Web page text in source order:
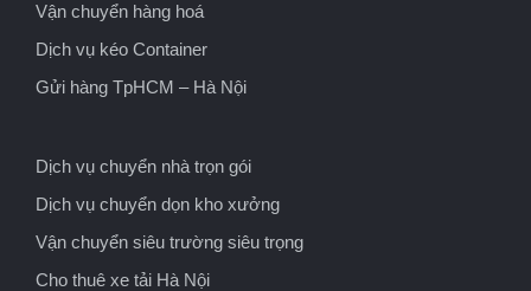
Vận chuyển hàng hoá
Dịch vụ kéo Container
Gửi hàng TpHCM – Hà Nội
Dịch vụ chuyển nhà trọn gói
Dịch vụ chuyển dọn kho xưởng
Vận chuyển siêu trường siêu trọng
Cho thuê xe tải Hà Nội